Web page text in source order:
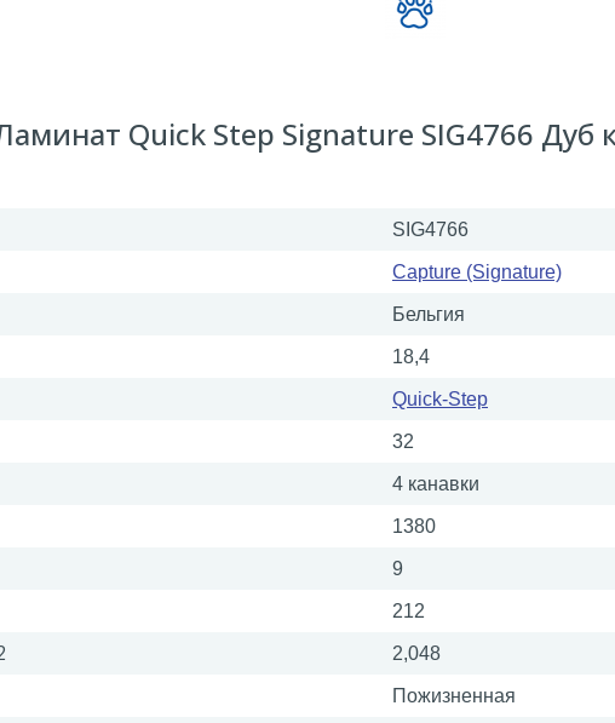
Quick Step Signature SIG4766 Дуб
SIG4766
Capture (Signature)
Бельгия
18,4
Quick-Step
32
4 канавки
1380
9
212
2,048
Пожизненная